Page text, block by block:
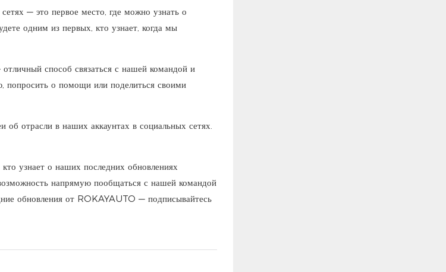
— это первое место, где можно узнать о
одним из первых, кто узнает, когда мы
способ связаться с нашей командой и
о помощи или поделиться своими
об отрасли в наших аккаунтах в социальных сетях.
узнает о наших последних обновлениях
напрямую пообщаться с нашей командой
обновления от ROKAYAUTO — подписывайтесь